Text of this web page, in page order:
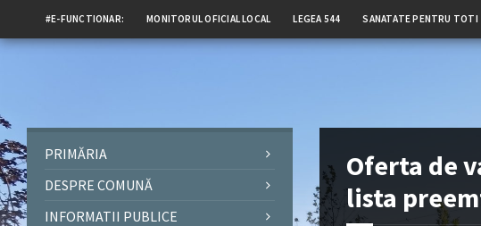
#E-FUNCTIONAR: MONITORUL OFICIAL LOCAL LEGEA 544 SANATATE PENTRU TOTI
Oferta de
lista
PRIMĂRIA
DESPRE COMUNĂ
INFORMATII PUBLICE